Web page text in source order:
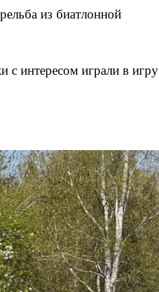
из биатлонной
с интересом играли в игру